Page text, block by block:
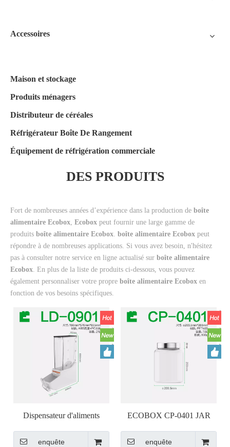
Accessoires
Maison et stockage
Produits ménagers
Distributeur de céréales
Réfrigérateur Boîte De Rangement
Équipement de réfrigération commerciale
DES PRODUITS
Fort de nombreuses années d’expérience dans la production de boîte
alimentaire Ecobox, Ecobox peut fournir une large gamme de
produits boîte alimentaire Ecobox. boîte alimentaire Ecobox peut
répondre à de nombreuses applications. Si vous avez besoin, n'hésitez
pas à consulter notre service en ligne actualisé sur boîte alimentaire
Ecobox. En plus de la liste de produits ci-dessous, vous pouvez
également personnaliser votre propre boîte alimentaire Ecobox en
fonction de vos besoins spécifiques.
Dispensateur d'aliments
EcoBox LD-09
enquête
ECOBOX CP-0401 JAR
enquête